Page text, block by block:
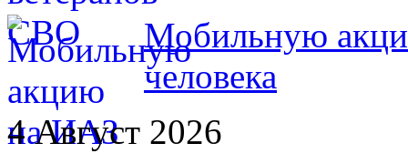
Мобильную
человека
4 Август 2026